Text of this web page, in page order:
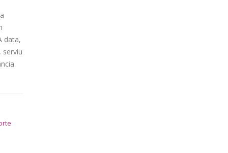
data,
serviu